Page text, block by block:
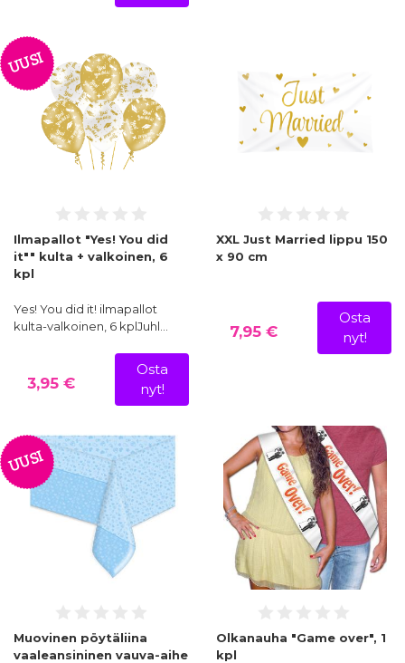
UUSI
Ilmapallot "Yes! You did
it"" kulta + valkoinen, 6
kpl
Yes! You did it! ilmapallot
kulta-valkoinen, 6 kplJuhl…
3,95 €
Osta
nyt!
XXL Just Married lippu 150
x 90 cm
7,95 €
Osta
nyt!
UUSI
Muovinen pöytäliina
vaaleansininen vauva-aihe
Olkanauha "Game over", 1
kpl